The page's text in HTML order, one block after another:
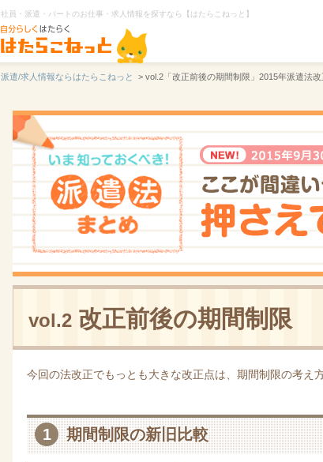
社員・派遣・パートのお仕事・求人情報を探すなら【はたらこねっと】
派遣/求人情報ならはたらこねっと > vol.2「改正前後の期間制限」2015年派遣法改
vol.2 改正前後の期間制限
今回の法改正でもっとも大きな改正点は、期間制限の考え
1 期間制限の新旧比較